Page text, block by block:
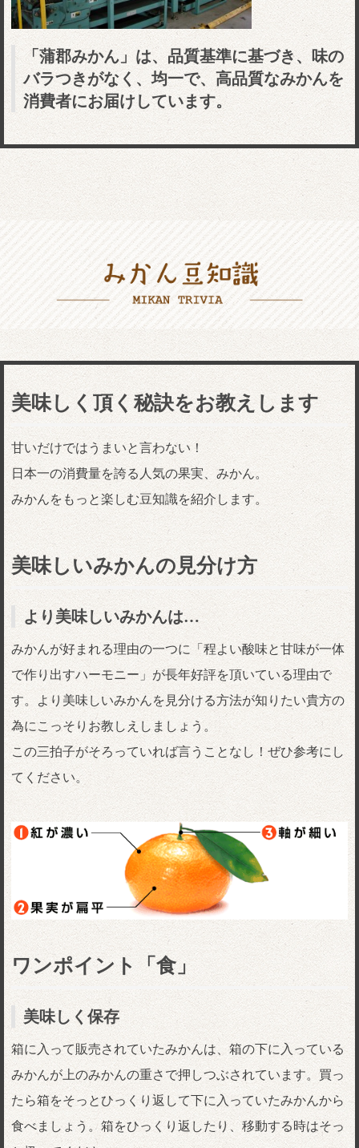
「蒲郡みかん」は、品質基準に基づき、味の
バラつきがなく、均一で、高品質なみかんを
消費者にお届けしています。
美味しく頂く秘訣をお教えします
甘いだけではうまいと言わない！
日本一の消費量を誇る人気の果実、みかん。
みかんをもっと楽しむ豆知識を紹介します。
美味しいみかんの見分け方
より美味しいみかんは…
みかんが好まれる理由の一つに「程よい酸味と甘味が一体
で作り出すハーモニー」が長年好評を頂いている理由で
す。より美味しいみかんを見分ける方法が知りたい貴方の
為にこっそりお教しえしましょう。
この三拍子がそろっていれば言うことなし！ぜひ参考にし
てください。
ワンポイント「食」
美味しく保存
箱に入って販売されていたみかんは、箱の下に入っている
みかんが上のみかんの重さで押しつぶされています。買っ
たら箱をそっとひっくり返して下に入っていたみかんから
食べましょう。箱をひっくり返したり、移動する時はそっ